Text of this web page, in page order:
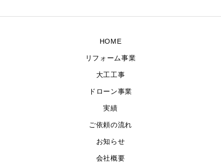
HOME
リフォーム事業
大工工事
ドローン事業
実績
ご依頼の流れ
お知らせ
会社概要